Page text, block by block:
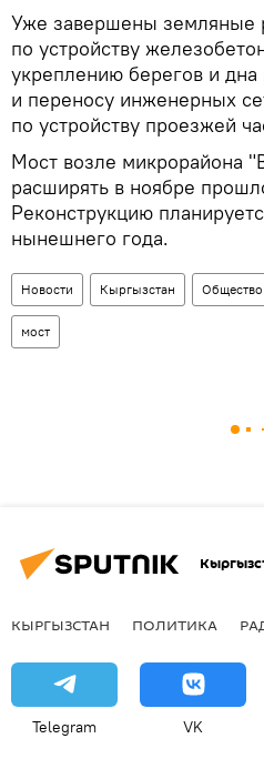
Уже завершены земляные
по устройству
укреплению берегов и дна
и переносу инженерных
по устройству проезжей
Мост возле микрорайона
расширять в ноябре
Реконструкцию
нынешнего года.
Новости Кыргызстан Общество
мост
КЫРГЫЗСТАН ПОЛИТИКА
Telegram VK